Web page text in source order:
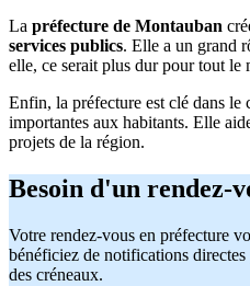
La préfecture de Montauban
services publics. Elle a un grand
elle, ce serait plus dur pour tout le
Enfin, la préfecture est clé dans le
importantes aux habitants. Elle
projets de la région.
Besoin d'un rendez-
Votre rendez-vous en préfecture
bénéficiez de notifications
des créneaux.